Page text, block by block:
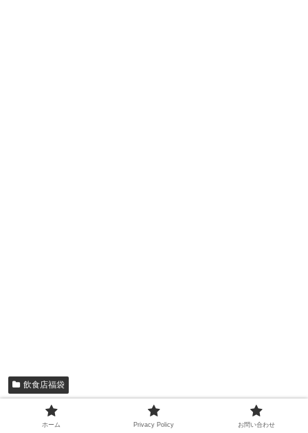
飲食店福袋
シェアする
ホーム Privacy Policy お問い合わせ